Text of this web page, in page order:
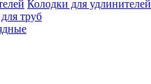
Колодки для удлинителей
труб